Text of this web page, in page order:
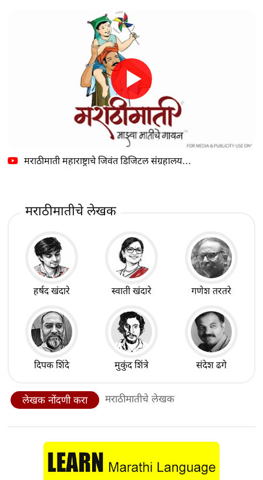
मराठीमाती महाराष्ट्राचे जिवंत डिजिटल संग्रहालय…
मराठीमातीचे लेखक
हर्षद खंदारे स्वाती खंदारे गणेश तरतरे
दिपक शिंदे मुकुंद शिंत्रे संदेश ढगे
लेखक नोंदणी करा मराठीमातीचे लेखक